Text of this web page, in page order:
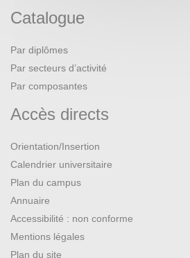
Catalogue
Par diplômes
Par secteurs d’activité
Par composantes
Accès directs
Orientation/Insertion
Calendrier universitaire
Plan du campus
Annuaire
Accessibilité : non conforme
Mentions légales
Plan du site